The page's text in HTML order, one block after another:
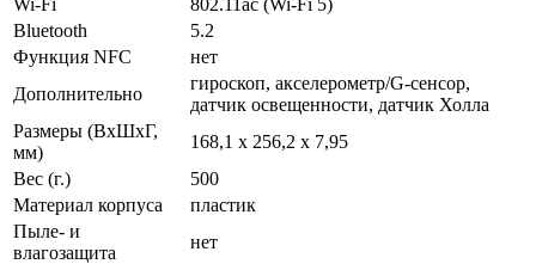
Bluetooth
5.2
Функция NFC
нет
Дополнительно
гироскоп, акселерометр/G-сенсор,
датчик освещенности, датчик Холла
Размеры (ВxШxГ,
мм)
168,1 х 256,2 х 7,95
Вес (г.)
500
Материал корпуса
пластик
Пыле- и
влагозащита
нет